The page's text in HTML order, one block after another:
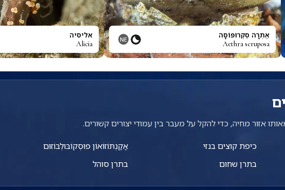
אֶתְרָה סְקְרוּפּוֹסָה
Aethra scruposa
NE אליסיה
Alicia
אזור מחיה, כדי להקל על מעבר בין עמודי יצורים קשורים.
כיפת קוצים בנזי
בתרן שחום
אַקַנְתּוֹזוֹאוֹן פוּסְקוֹבּוּלְבּוֹזוּם
בתרן סוהל